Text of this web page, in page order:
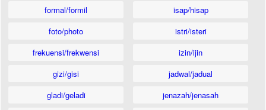
formal/formil
foto/photo
frekuensi/frekwensi
gizi/gisi
gladi/geladi
isap/hisap
istri/isteri
izin/ijin
jadwal/jadual
jenazah/jenasah